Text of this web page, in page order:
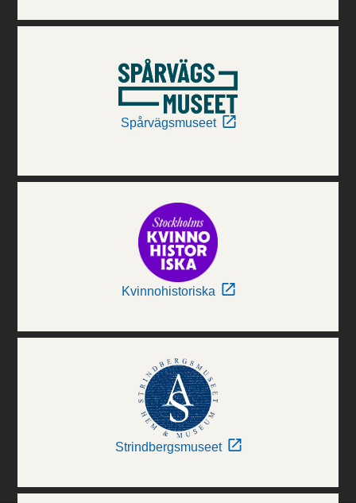
Spårvägsmuseet
Kvinnohistoriska
Strindbergsmuseet